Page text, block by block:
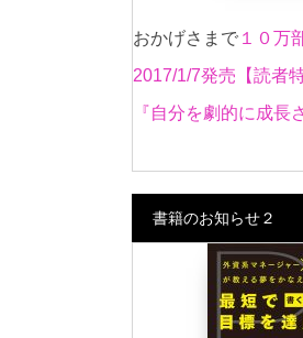
おかげさまで １０万
2017/1/7発売【読者
『自分を劇的に成長
書籍のお知らせ２